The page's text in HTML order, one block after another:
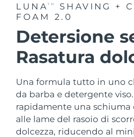
LUNATM
SHAVING +
FOAM 2.0
Detersione
Rasatura
Una formula tutto in uno
da barba e detergente
rapidamente una schiuma
alle lame del rasoio di
dolcezza, riducendo al